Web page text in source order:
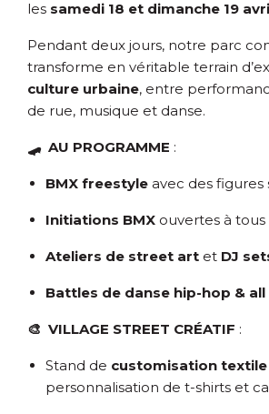
les samedi 18 et dimanche 19
Pendant deux jours, notre parc
transforme en véritable terrain
culture urbaine, entre
de rue, musique et danse.
🛹 AU PROGRAMME :
BMX freestyle avec des
Initiations BMX ouvertes à tous
Ateliers de street art et DJ
Battles de danse hip-hop & all
🎨 VILLAGE STREET CRÉATIF :
Stand de customisation textile
personnalisation de t-shirts et